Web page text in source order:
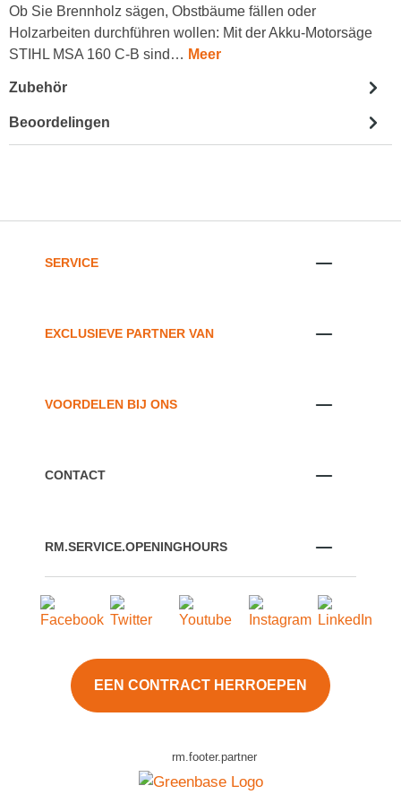
Ob Sie Brennholz sägen, Obstbäume fällen oder
Holzarbeiten durchführen wollen: Mit der Akku-Motorsäge
STIHL MSA 160 C-B sind… Meer
Zubehör
Beoordelingen
SERVICE
EXCLUSIEVE PARTNER VAN
VOORDELEN BIJ ONS
CONTACT
RM.SERVICE.OPENINGHOURS
EEN CONTRACT HERROEPEN
rm.footer.partner